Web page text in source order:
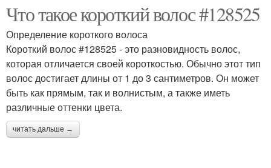
Что такое короткий волос #128525
Определение короткого волоса
Короткий волос #128525 - это разновидность волос,
которая отличается своей короткостью. Обычно этот тип
волос достигает длины от 1 до 3 сантиметров. Он может
быть как прямым, так и волнистым, а также иметь
различные оттенки цвета.
читать дальше →